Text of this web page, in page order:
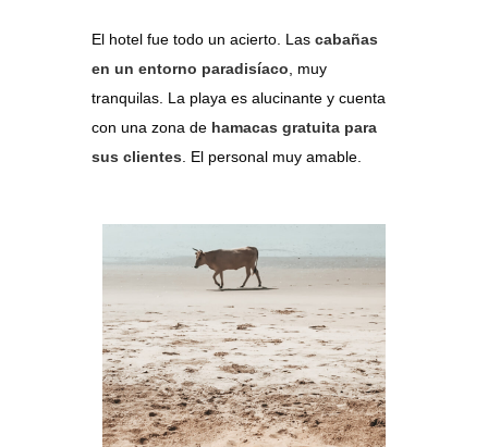
El hotel fue todo un acierto. Las cabañas
en un entorno paradisíaco , muy
tranquilas. La playa es alucinante y cuenta
con una zona de hamacas gratuita para
sus clientes . El personal muy amable.